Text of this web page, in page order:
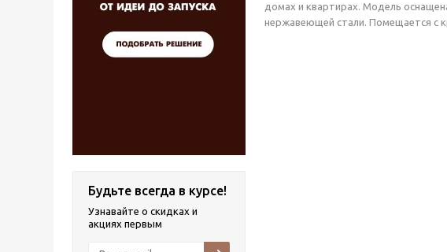
Будьте всегда в курсе!
Узнавайте о скидках и
акциях первым
домах и квартирах. Модель
нержавеющей стали. Помещается с